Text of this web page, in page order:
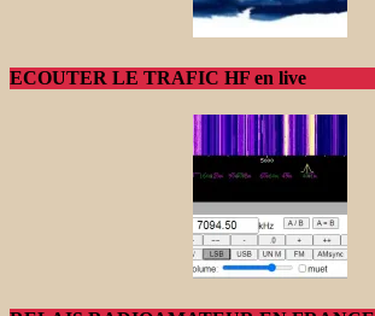
ECOUTER LE TRAFIC HF en live